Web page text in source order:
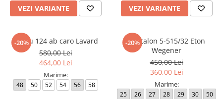
Pardesie
Tricotaje dama
Accesorii dama
Genti dama
VEZI VARIANTE VEZI VARIANTE
-20%
Sacou 124 ab caro Lavard
580,00 Lei
464,00 Lei
Marime:
48 50 52 54 56 58
-20%
Pantalon 5-515/32 Eton
Wegener
450,00 Lei
360,00 Lei
Marime:
25 26 27 28 29 30
50